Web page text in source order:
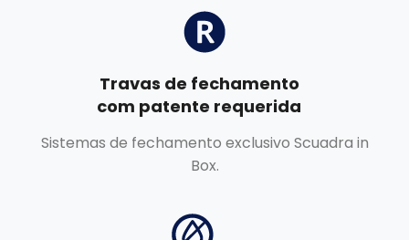
Travas de fechamento
com patente requerida
Sistemas de fechamento exclusivo Scuadra in
Box.